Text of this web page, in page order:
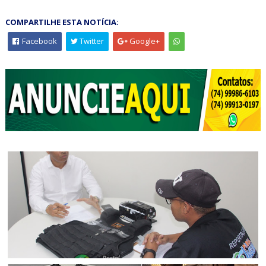
COMPARTILHE ESTA NOTÍCIA:
Facebook
Twitter Google+